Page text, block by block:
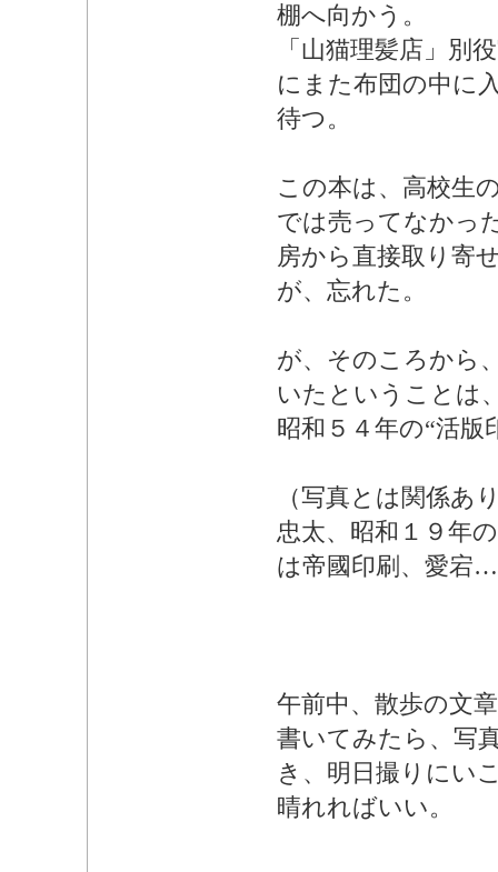
棚へ向かう。
「山猫理髪店」別
にまた布団の中に
待つ。
この本は、高校生
では売ってなかっ
房から直接取り寄
が、忘れた。
が、そのころから
いたということは
昭和５４年の“活版
（写真とは関係あ
忠太、昭和１９年
は帝國印刷、愛宕
午前中、散歩の文
書いてみたら、写
き、明日撮りにい
晴れればいい。